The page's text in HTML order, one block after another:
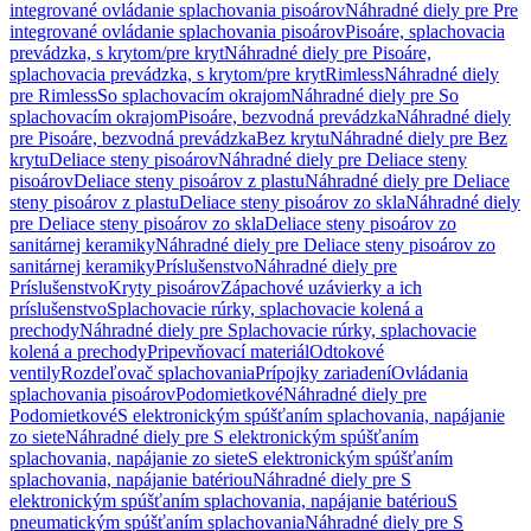
integrované ovládanie splachovania pisoárovNáhradné diely pre Pre
integrované ovládanie splachovania pisoárovPisoáre, splachovacia
prevádzka, s krytom/pre krytNáhradné diely pre Pisoáre,
splachovacia prevádzka, s krytom/pre krytRimlessNáhradné diely
pre RimlessSo splachovacím okrajomNáhradné diely pre So
splachovacím okrajomPisoáre, bezvodná prevádzkaNáhradné diely
pre Pisoáre, bezvodná prevádzkaBez krytuNáhradné diely pre Bez
krytuDeliace steny pisoárovNáhradné diely pre Deliace steny
pisoárovDeliace steny pisoárov z plastuNáhradné diely pre Deliace
steny pisoárov z plastuDeliace steny pisoárov zo sklaNáhradné diely
pre Deliace steny pisoárov zo sklaDeliace steny pisoárov zo
sanitárnej keramikyNáhradné diely pre Deliace steny pisoárov zo
sanitárnej keramikyPríslušenstvoNáhradné diely pre
PríslušenstvoKryty pisoárovZápachové uzávierky a ich
príslušenstvoSplachovacie rúrky, splachovacie kolená a
prechodyNáhradné diely pre Splachovacie rúrky, splachovacie
kolená a prechodyPripevňovací materiálOdtokové
ventilyRozdeľovač splachovaniaPrípojky zariadeníOvládania
splachovania pisoárovPodomietkovéNáhradné diely pre
PodomietkovéS elektronickým spúšťaním splachovania, napájanie
zo sieteNáhradné diely pre S elektronickým spúšťaním
splachovania, napájanie zo sieteS elektronickým spúšťaním
splachovania, napájanie batériouNáhradné diely pre S
elektronickým spúšťaním splachovania, napájanie batériouS
pneumatickým spúšťaním splachovaniaNáhradné diely pre S